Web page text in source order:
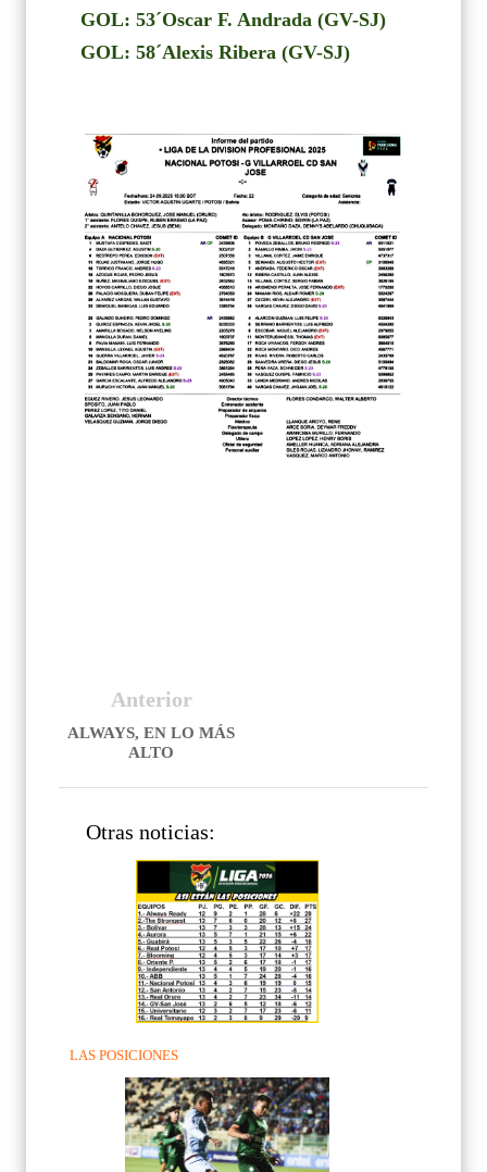
GOL: 53´Oscar F. Andrada (GV-SJ)
GOL: 58´Alexis Ribera (GV-SJ)
Anterior
ALWAYS, EN LO MÁS
ALTO
Otras noticias:
LAS POSICIONES